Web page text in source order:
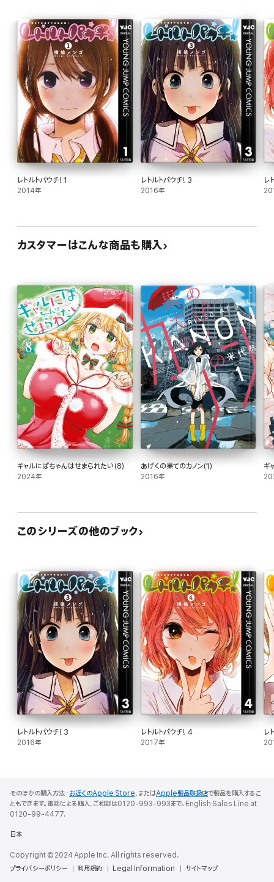
レトルトパウチ! 1
2014年
レトルトパウチ! 3
2016年
レ
カスタマーはこんな商品も購入
ギャルにぱちゃんはせまられたい(8)
2024年
あげくの果てのカノン(1)
2016年
ギ
このシリーズの他のブック
レトルトパウチ! 3
2016年
レトルトパウチ! 4
2017年
レ
そのほかの購入方法： お近くのApple Store、またはApple製品取扱店で製品を購入するこ
ともできます。電話による購入、ご相談は0120-993-993まで。English Sales Line at
0120-99-4477.
日本
Copyright © 2024 Apple Inc. All rights reserved.
プライバシーポリシー
利用規約 Legal Information サイトマップ